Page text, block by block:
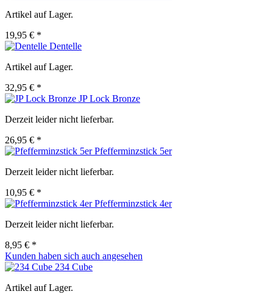
Artikel auf Lager.
19,95 € *
Dentelle
Artikel auf Lager.
32,95 € *
JP Lock Bronze
Derzeit leider nicht lieferbar.
26,95 € *
Pfefferminzstick 5er
Derzeit leider nicht lieferbar.
10,95 € *
Pfefferminzstick 4er
Derzeit leider nicht lieferbar.
8,95 € *
Kunden haben sich auch angesehen
234 Cube
Artikel auf Lager.